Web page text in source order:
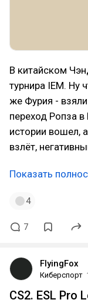
В китайском
турнира IEM. Ну
же Фурия - взяли
переход Ропза
истории вошел,
взлёт,
Показать
4
7
FlyingFox
Киберспорт
CS2. ESL Pro